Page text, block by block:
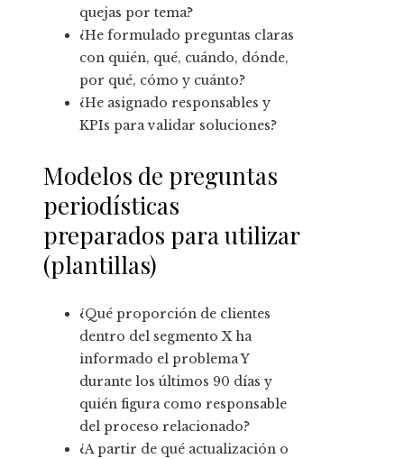
quejas por tema?
¿He formulado preguntas claras
con quién, qué, cuándo, dónde,
por qué, cómo y cuánto?
¿He asignado responsables y
KPIs para validar soluciones?
Modelos de preguntas
periodísticas
preparados para utilizar
(plantillas)
¿Qué proporción de clientes
dentro del segmento X ha
informado el problema Y
durante los últimos 90 días y
quién figura como responsable
del proceso relacionado?
¿A partir de qué actualización o